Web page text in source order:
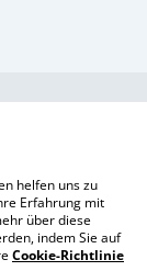
helfen uns zu
Erfahrung mit
über diese
indem Sie auf
Cookie-Richtlinie